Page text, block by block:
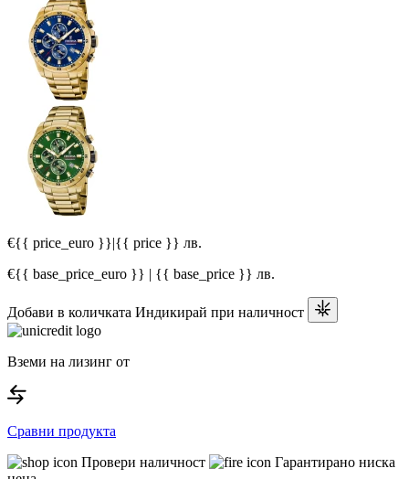
€{{ price_euro }}|{{ price }} лв.
€{{ base_price_euro }} | {{ base_price }} лв.
Добави в количката Индикирай при наличност
Вземи на лизинг от
Сравни продукта
Провери наличност
Гарантирано ниска